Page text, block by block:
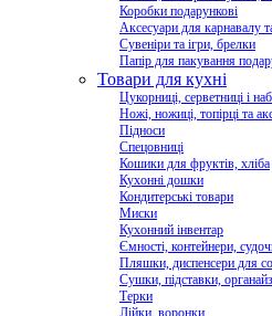
Коробки подарункові
Аксесуари для карнавалу
Сувеніри та ігри, брелки
Папір для пакування
Товари для кухні
Цукорниці, серветниці і
Ножі, ножиці, топірці та
Підноси
Спецовниці
Кошики для фруктів, хліба
Кухонні дошки
Кондитерські товари
Миски
Кухонний інвентар
Ємності, контейнери,
Пляшки, диспенсери для
Сушки, підставки,
Терки
Лійки, воронки